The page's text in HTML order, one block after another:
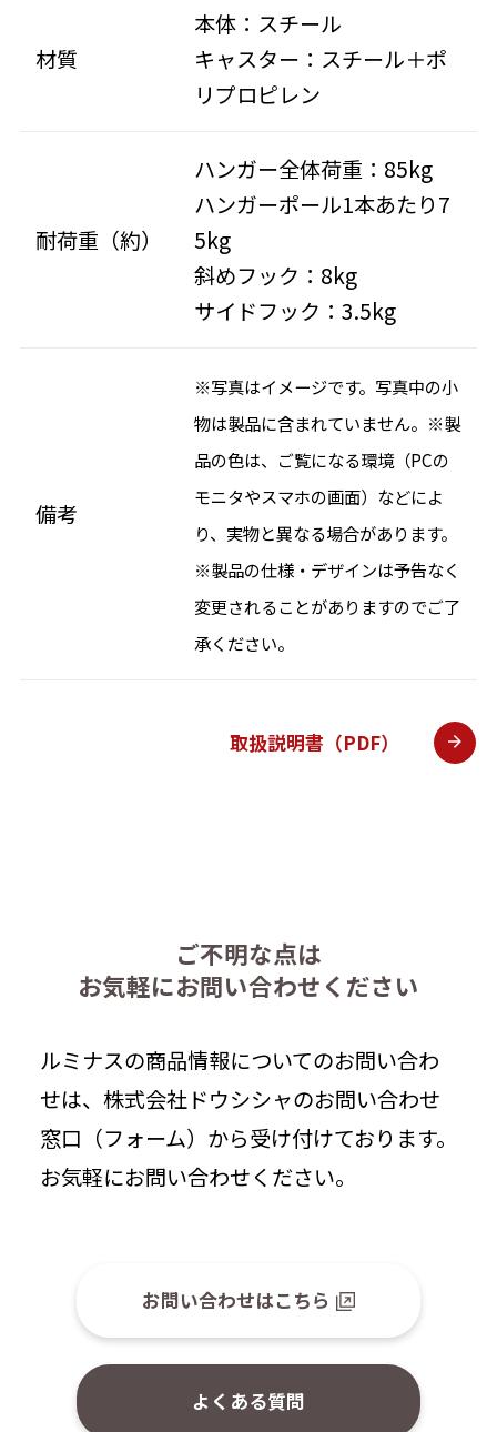
材質
本体：スチール
キャスター：スチール＋ポ
リプロピレン
耐荷重（約）
ハンガー全体荷重：85kg
ハンガーポール1本あたり7
5kg
斜めフック：8kg
サイドフック：3.5kg
備考
※写真はイメージです。写真中の小
物は製品に含まれていません。※製
品の色は、ご覧になる環境（PCの
モニタやスマホの画面）などによ
り、実物と異なる場合があります。
※製品の仕様・デザインは予告なく
変更されることがありますのでご了
承ください。
取扱説明書（PDF）
ご不明な点は
お気軽にお問い合わせください
ルミナスの商品情報についてのお問い合わ
せは、株式会社ドウシシャのお問い合わせ
窓口（フォーム）から受け付けております。
お気軽にお問い合わせください。
お問い合わせはこちら
よくある質問